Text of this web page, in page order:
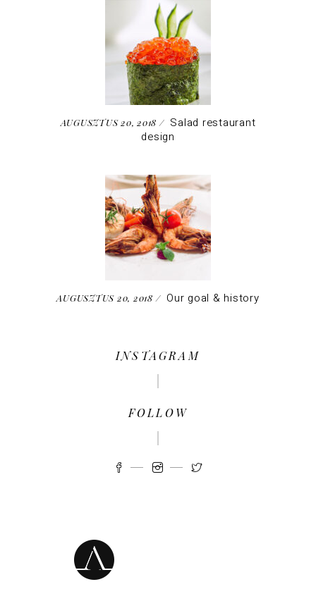
AUGUSZTUS 20, 2018
Salad restaurant
design
AUGUSZTUS 20, 2018 Our goal & history
INSTAGRAM
FOLLOW